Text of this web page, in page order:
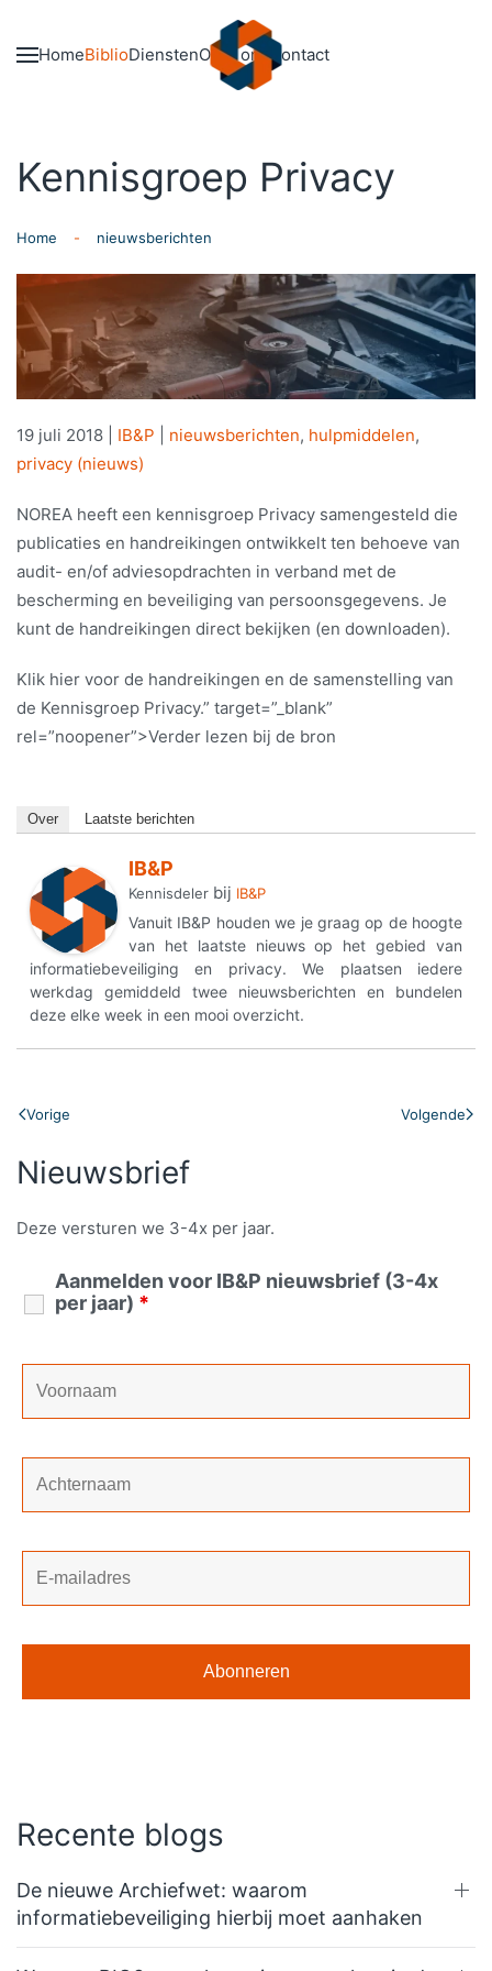
Skip to main content
HomeBiblioDienstenOver onsContact
Kennisgroep Privacy
Home nieuwsberichten
19 juli 2018 IB&P nieuwsberichten, hulpmiddelen,
privacy (nieuws)
NOREA heeft een kennisgroep Privacy samengesteld die
publicaties en handreikingen ontwikkelt ten behoeve van
audit- en/of adviesopdrachten in verband met de
bescherming en beveiliging van persoonsgegevens. Je
kunt de handreikingen direct bekijken (en downloaden).
Klik hier voor de handreikingen en de samenstelling van
de Kennisgroep Privacy.” target=”_blank”
rel=”noopener”>Verder lezen bij de bron
Over Laatste berichten
IB&P
Kennisdeler bij IB&P
Vanuit IB&P houden we je graag op de hoogte
van het laatste nieuws op het gebied van
informatiebeveiliging en privacy. We plaatsen iedere
werkdag gemiddeld twee nieuwsberichten en bundelen
deze elke week in een mooi overzicht.
Vorige Volgende
Nieuwsbrief
Deze versturen we 3-4x per jaar.
Aanmelden voor IB&P nieuwsbrief (3-4x
per jaar) *
Recente blogs
De nieuwe Archiefwet: waarom
informatiebeveiliging hierbij moet aanhaken